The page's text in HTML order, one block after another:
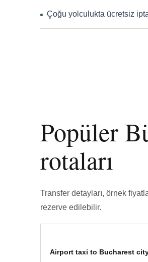
Çoğu yolculukta ücretsiz
Popüler
rotaları
Transfer detayları, örnek
rezerve edilebilir.
Airport taxi to Bucharest